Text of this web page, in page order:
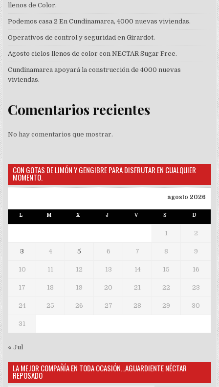
llenos de Color.
Podemos casa 2 En Cundinamarca, 4000 nuevas viviendas.
Operativos de control y seguridad en Girardot.
Agosto cielos llenos de color con NECTAR Sugar Free.
Cundinamarca apoyará la construcción de 4000 nuevas
viviendas.
Comentarios recientes
No hay comentarios que mostrar.
CON GOTAS DE LIMÓN Y GENGIBRE PARA DISFRUTAR EN CUALQUIER
MOMENTO.
agosto 2026
L M X J V S D
1 2
3 4 5 6 7 8 9
10 11 12 13 14 15 16
17 18 19 20 21 22 23
24 25 26 27 28 29 30
31
« Jul
LA MEJOR COMPAÑÍA EN TODA OCASIÓN…AGUARDIENTE NÉCTAR
REPOSADO